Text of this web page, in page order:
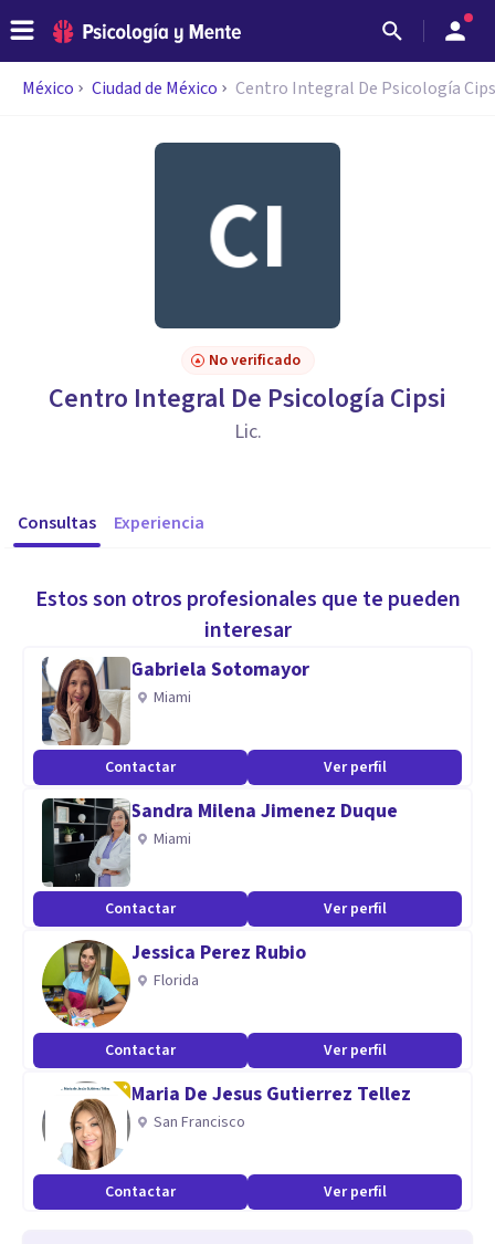
México Ciudad de México Centro Integral De Psicología
No verificado
Centro Integral De Psicología Cipsi
Lic.
Consultas Experiencia
Estos son otros profesionales que te pueden
interesar
Gabriela Sotomayor
Miami
Contactar Ver perfil
Sandra Milena Jimenez Duque
Miami
Contactar Ver perfil
Jessica Perez Rubio
Florida
Contactar Ver perfil
Maria De Jesus Gutierrez Tellez
San Francisco
Contactar Ver perfil